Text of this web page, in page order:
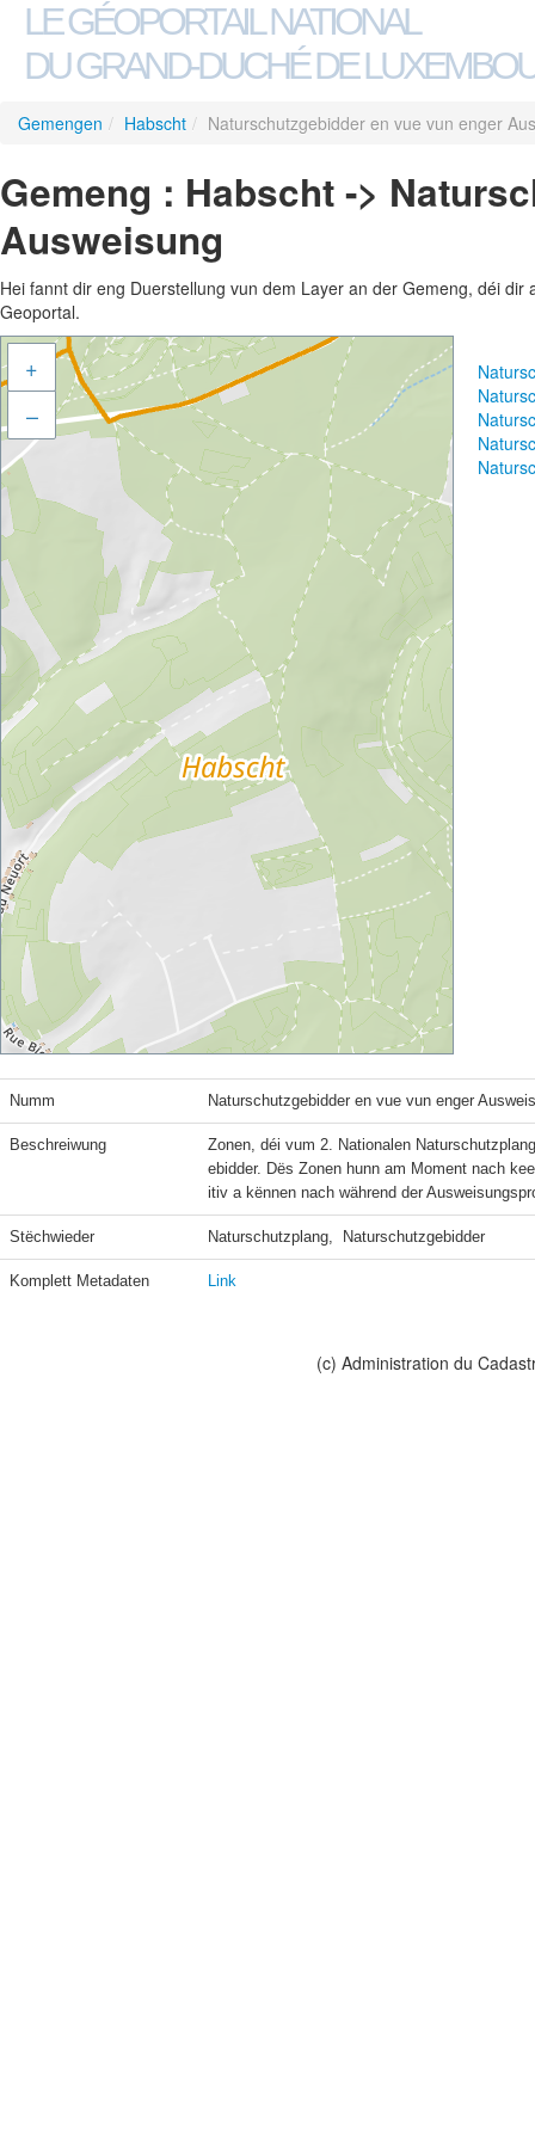
LE GÉOPORTAIL NATIONAL
DU GRAND-DUCHÉ DE
Gemengen / Habscht / Naturschutzgebidder en vue vun enger
Gemeng : Habscht ->
Ausweisung
Hei fannt dir eng Duerstellung vun dem Layer an der Gemeng, déi
Geoportal.
+
–
Numm Naturschutzgebidder en vue vun enger
Beschreiwung
Zonen, déi vum 2. Nationalen
ebidder. Dës Zonen hunn am Moment nach
itiv a kënnen nach während der
Stëchwieder Naturschutzplang,  Naturschutzgebidder
Komplett Metadaten Link
(c) Administration du